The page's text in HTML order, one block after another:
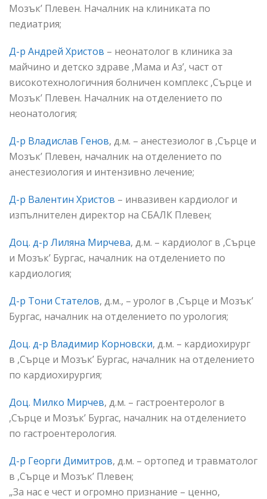
Мозък’ Плевен. Началник на клиниката по
педиатрия;
Д-р Андрей Христов – неонатолог в клиника за
майчино и детско здраве ,Мама и Аз’, част от
високотехнологичния болничен комплекс ,Сърце и
Мозък’ Плевен. Началник на отделението по
неонатология;
Д-р Владислав Генов, д.м. – анестезиолог в ,Сърце и
Мозък’ Плевен, началник на отделението по
анестезиология и интензивно лечение;
Д-р Валентин Христов – инвазивен кардиолог и
изпълнителен директор на СБАЛК Плевен;
Доц. д-р Лиляна Мирчева, д.м. – кардиолог в ,Сърце
и Мозък’ Бургас, началник на отделението по
кардиология;
Д-р Тони Стателов, д.м., – уролог в ,Сърце и Мозък’
Бургас, началник на отделението по урология;
Доц. д-р Владимир Корновски, д.м. – кардиохирург
в ,Сърце и Мозък’ Бургас, началник на отделението
по кардиохирургия;
Доц. Милко Мирчев, д.м. – гастроентеролог в
,Сърце и Мозък’ Бургас, началник на отделението
по гастроентерология.
Д-р Георги Димитров, д.м. – ортопед и травматолог
в ,Сърце и Мозък’ Плевен;
„За нас е чест и огромно признание – ценно,